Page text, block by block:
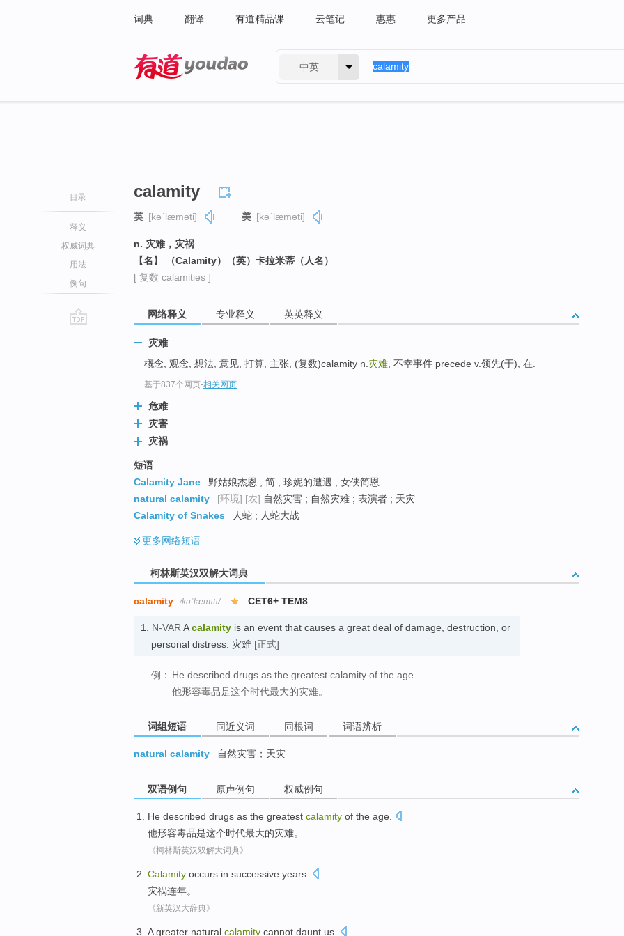
词典 翻译 有道精品课 云笔记 惠惠 更多产品
中英
目录
释义
权威词典
用法
例句
calamity
英 [kəˈlæməti] 美 [kəˈlæməti]
n. 灾难，灾祸
【名】 （Calamity）（英）卡拉米蒂（人名）
[ 复数 calamities ]
网络释义 专业释义 英英释义
灾难
概念, 观念, 想法, 意见, 打算, 主张, (复数)calamity n. 灾难 , 不幸事件 precede v.领先(于), 在.
基于837个网页-相关网页
危难
灾害
灾祸
短语
Calamity Jane
野姑娘杰恩 ; 简 ; 珍妮的遭遇 ; 女侠简恩
natural calamity
[环境] [农] 自然灾害 ; 自然灾难 ; 表演者 ; 天灾
Calamity of Snakes
人蛇 ; 人蛇大战
更多网络短语
柯林斯英汉双解大词典
calamity /kəˈlæmɪtɪ/ CET6+ TEM8
1. N-VAR Acalamity is an event that causes a great deal of damage, destruction, or
personal distress. 灾难 [正式]
例： He described drugs as the greatest calamity of the age.
他形容毒品是这个时代最大的灾难。
词组短语 同近义词 同根词 词语辨析
natural calamity 自然灾害；天灾
双语例句 原声例句 权威例句
He described drugs as the greatest calamity of the age
他形容毒品是这个时代最大的灾难。
《柯林斯英汉双解大词典》
Calamity occurs in successive years
灾祸连年。
《新英汉大辞典》
A greater natural calamity cannot daunt us